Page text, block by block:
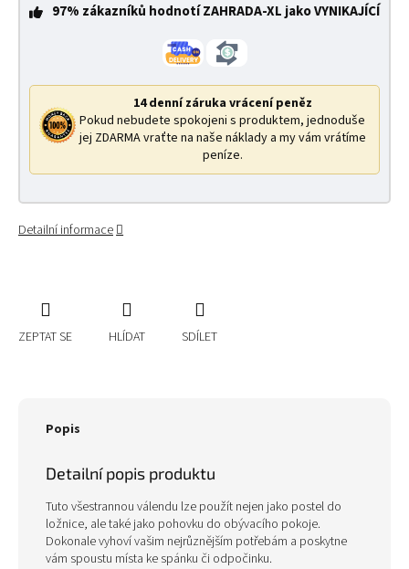
97% zákazníků hodnotí ZAHRADA-XL jako VYNIKAJÍCÍ
14 denní záruka vrácení peněz
Pokud nebudete spokojeni s produktem, jednoduše
jej ZDARMA vraťte na naše náklady a my vám vrátíme
peníze.
Detailní informace
ZEPTAT SE HLÍDAT SDÍLET
Popis
Detailní popis produktu
Tuto všestrannou válendu lze použít nejen jako postel do
ložnice, ale také jako pohovku do obývacího pokoje.
Dokonale vyhoví vašim nejrůznějším potřebám a poskytne
vám spoustu místa ke spánku či odpočinku.